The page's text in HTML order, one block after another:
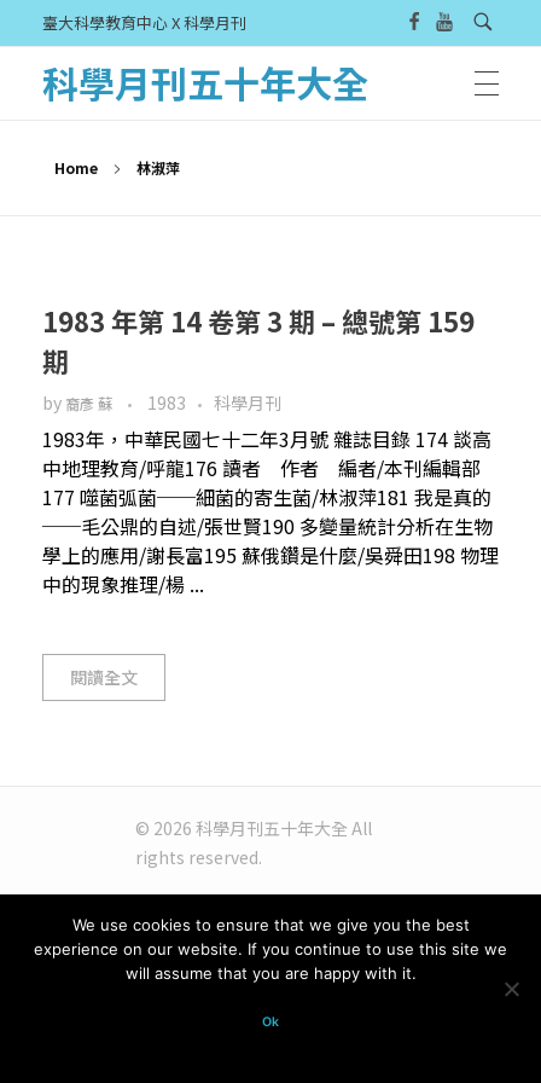
臺大科學教育中心 X 科學月刊
科學月刊五十年大全
Home 林淑萍
1983 年第 14 卷第 3 期 – 總號第 159
期
by 裔彥 蘇 1983 科學月刊
1983年，中華民國七十二年3月號 雜誌目錄 174 談高
中地理教育/呼龍176 讀者 作者 編者/本刊編輯部
177 噬菌弧菌──細菌的寄生菌/林淑萍181 我是真的
──毛公鼎的自述/張世賢190 多變量統計分析在生物
學上的應用/謝長富195 蘇俄鑽是什麼/吳舜田198 物理
中的現象推理/楊 ...
閱讀全文
© 2026 科學月刊五十年大全 All
rights reserved.
We use cookies to ensure that we give you the best
experience on our website. If you continue to use this site we
will assume that you are happy with it.
Ok